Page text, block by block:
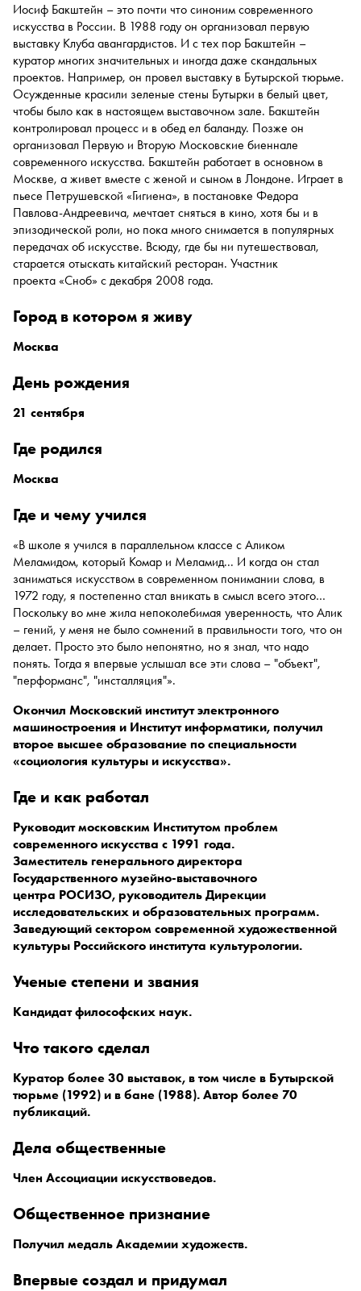
Иосиф Бакштейн – это почти что синоним современного
искусства в России. В 1988 году он организовал первую
выставку Клуба авангардистов. И с тех пор Бакштейн –
куратор многих значительных и иногда даже скандальных
проектов. Например, он провел выставку в Бутырской тюрьме.
Осужденные красили зеленые стены Бутырки в белый цвет,
чтобы было как в настоящем выставочном зале. Бакштейн
контролировал процесс и в обед ел баланду. Позже он
организовал Первую и Вторую Московские биеннале
современного искусства. Бакштейн работает в основном в
Москве, а живет вместе с женой и сыном в Лондоне. Играет в
пьесе Петрушевской «Гигиена», в постановке Федора
Павлова-Андреевича, мечтает сняться в кино, хотя бы и в
эпизодической роли, но пока много снимается в популярных
передачах об искусстве. Всюду, где бы ни путешествовал,
старается отыскать китайский ресторан. Участник
проекта «Сноб» с декабря 2008 года.
город в котором я живу
Москва
день рождения
21 сентября
где родился
Москва
где и чему учился
«В школе я учился в параллельном классе с Аликом
Меламидом, который Комар и Меламид... И когда он стал
заниматься искусством в современном понимании слова, в
1972 году, я постепенно стал вникать в смысл всего этого…
Поскольку во мне жила непоколебимая уверенность, что Алик
– гений, у меня не было сомнений в правильности того, что он
делает. Просто это было непонятно, но я знал, что надо
понять. Тогда я впервые услышал все эти слова – "объект",
"перформанс", "инсталляция"».
Окончил Московский институт электронного
машиностроения и Институт информатики, получил
второе высшее образование по специальности
«социология культуры и искусства».
где и как работал
Руководит московским Институтом проблем
современного искусства с 1991 года.
Заместитель генерального директора
Государственного музейно-выставочного
центра РОСИЗО, руководитель Дирекции
исследовательских и образовательных программ.
Заведующий сектором современной художественной
культуры Российского института культурологии.
ученые степени и звания
Кандидат философских наук.
что такого сделал
Куратор более 30 выставок, в том числе в Бутырской
тюрьме (1992) и в бане (1988). Автор более 70
публикаций.
дела общественные
Член Ассоциации искусствоведов.
общественное признание
Получил медаль Академии художеств.
впервые создал и придумал